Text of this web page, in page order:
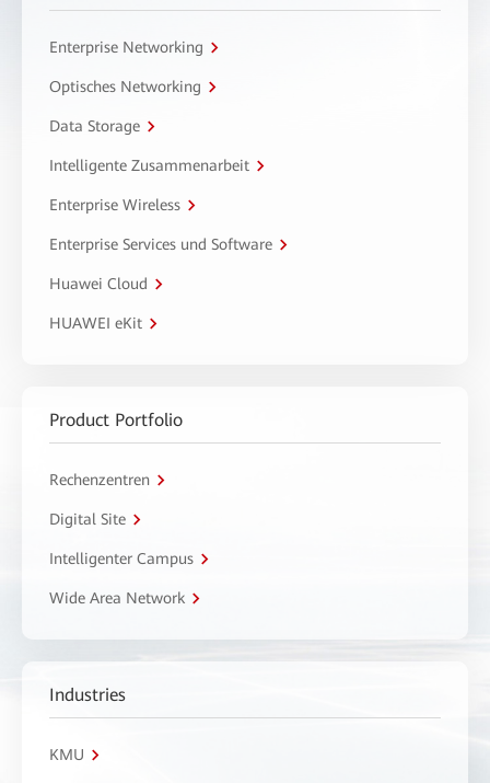
Enterprise Networking
Optisches Networking
Data Storage
Intelligente Zusammenarbeit
Enterprise Wireless
Enterprise Services und Software
Huawei Cloud
HUAWEI eKit
Product Portfolio
Rechenzentren
Digital Site
Intelligenter Campus
Wide Area Network
Industries
KMU